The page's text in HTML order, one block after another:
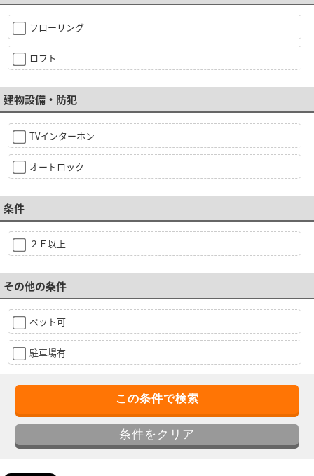
フローリング
ロフト
建物設備・防犯
TVインターホン
オートロック
条件
２Ｆ以上
その他の条件
ペット可
駐車場有